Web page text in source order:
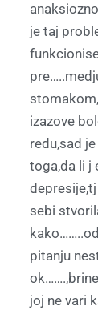
je taj
izazove
redu,sad
toga,da li j
sebi
pitanju
joj ne vari